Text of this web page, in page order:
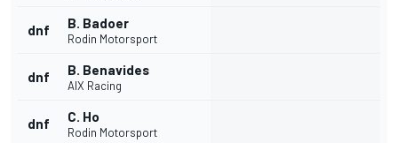
dnf B. Badoer
Rodin Motorsport
dnf B. Benavides
AIX Racing
dnf C. Ho
Rodin Motorsport